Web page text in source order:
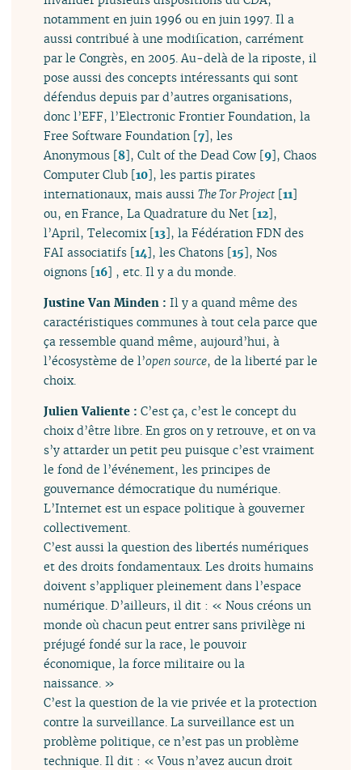
notamment en juin 1996 ou en juin 1997. Il a
aussi contribué à une modification, carrément
par le Congrès, en 2005. Au-delà de la riposte, il
pose aussi des concepts intéressants qui sont
défendus depuis par d’autres organisations,
donc l’EFF, l’Electronic Frontier Foundation, la
Free Software Foundation [7], les
Anonymous [8], Cult of the Dead Cow [9], Chaos
Computer Club [10], les partis pirates
internationaux, mais aussiThe Tor Project [11]
ou, en France, La Quadrature du Net [12],
l’April, Telecomix [13], la Fédération FDN des
FAI associatifs [14], les Chatons [15], Nos
oignons [16] , etc. Il y a du monde.
Justine Van Minden :Il y a quand même des
caractéristiques communes à tout cela parce que
ça ressemble quand même, aujourd’hui, à
l’écosystème de l’open source, de la liberté par le
choix.
Julien Valiente :C’est ça, c’est le concept du
choix d’être libre. En gros on y retrouve, et on va
s’y attarder un petit peu puisque c’est vraiment
le fond de l’événement, les principes de
gouvernance démocratique du numérique.
L’Internet est un espace politique à gouverner
collectivement.
C’est aussi la question des libertés numériques
et des droits fondamentaux. Les droits humains
doivent s’appliquer pleinement dans l’espace
numérique. D’ailleurs, il dit : « Nous créons un
monde où chacun peut entrer sans privilège ni
préjugé fondé sur la race, le pouvoir
économique, la force militaire ou la
naissance. »
C’est la question de la vie privée et la protection
contre la surveillance. La surveillance est un
problème politique, ce n’est pas un problème
technique. Il dit : « Vous n’avez aucun droit